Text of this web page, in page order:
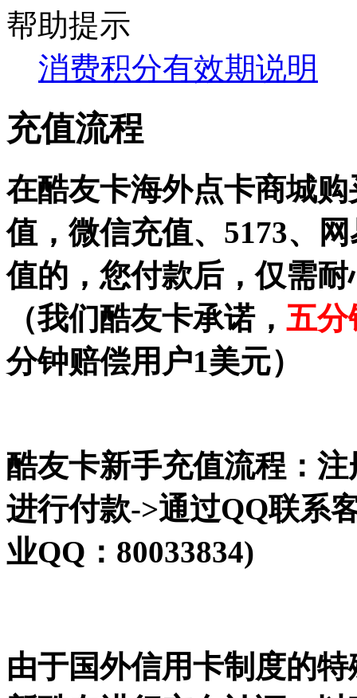
帮助提示
消费积分有效期说明
充值流程
在酷友卡海外点卡商城
值，微信充值、5173、
值的，您付款后，仅需
（我们酷友卡承诺， 五分
分钟赔偿用户1美元）
酷友卡新手充值流程：
进行付款->通过QQ联系
业QQ：80033834)
由于国外信用卡制度的